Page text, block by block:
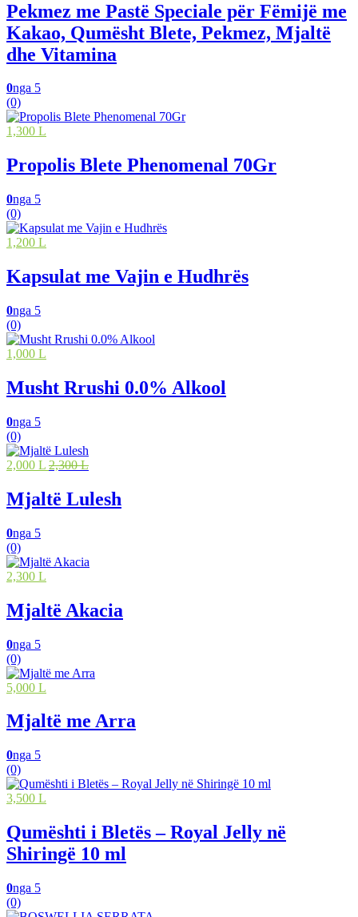
Pekmez me Pastë Speciale për Fëmijë me
Kakao, Qumësht Blete, Pekmez, Mjaltë
dhe Vitamina
0nga 5
(0)
1,300 L
Propolis Blete Phenomenal 70Gr
0nga 5
(0)
1,200 L
Kapsulat me Vajin e Hudhrës
0nga 5
(0)
1,000 L
Musht Rrushi 0.0% Alkool
0nga 5
(0)
2,000 L 2,300 L
Mjaltë Lulesh
0nga 5
(0)
2,300 L
Mjaltë Akacia
0nga 5
(0)
5,000 L
Mjaltë me Arra
0nga 5
(0)
3,500 L
Qumështi i Bletës – Royal Jelly në
Shiringë 10 ml
0nga 5
(0)